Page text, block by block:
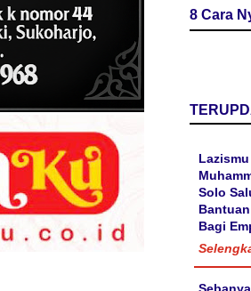
8 Cara
Lazismu
Solo
Bagi